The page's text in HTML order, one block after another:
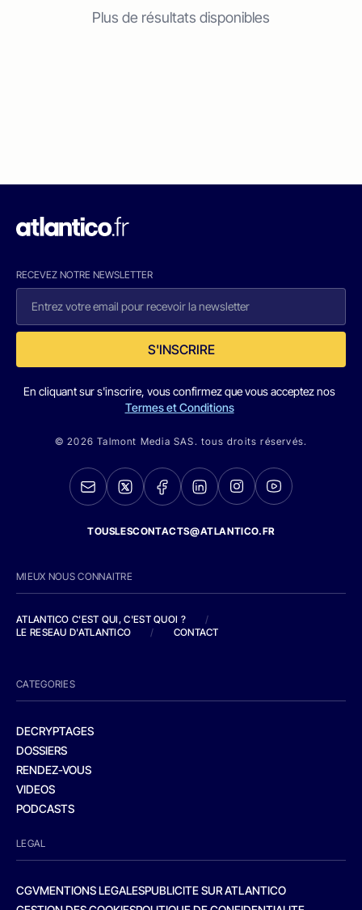
Plus de résultats disponibles
RECEVEZ NOTRE NEWSLETTER
S'INSCRIRE
En cliquant sur s'inscrire, vous confirmez que vous acceptez nos
Termes et Conditions
© 2026 Talmont Media SAS. tous droits réservés.
TOUSLESCONTACTS@ATLANTICO.FR
MIEUX NOUS CONNAITRE
ATLANTICO C'EST QUI, C'EST QUOI ?
/
LE RESEAU D'ATLANTICO
/ CONTACT
CATEGORIES
DECRYPTAGES
DOSSIERS
RENDEZ-VOUS
VIDEOS
PODCASTS
LEGAL
CGVMENTIONS LEGALESPUBLICITE SUR ATLANTICO